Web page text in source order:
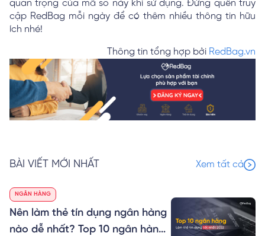
quan trọng của mã số này khi sử dụng. Đừng quên truy
cập RedBag mỗi ngày để có thêm nhiều thông tin hữu
ích nhé!
Thông tin tổng hợp bởi RedBag.vn
BÀI VIẾT MỚI NHẤT Xem tất cả
NGÂN HÀNG
Nên làm thẻ tín dụng ngân hàng
nào dễ nhất? Top 10 ngân hàng